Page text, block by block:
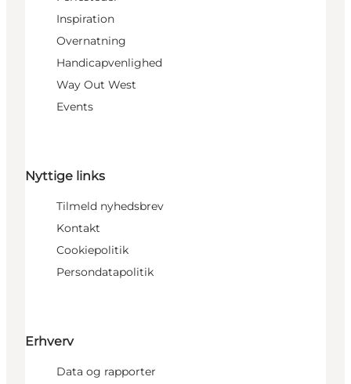
Inspiration
Overnatning
Handicapvenlighed
Way Out West
Events
Nyttige links
Tilmeld nyhedsbrev
Kontakt
Cookiepolitik
Persondatapolitik
Erhverv
Data og rapporter